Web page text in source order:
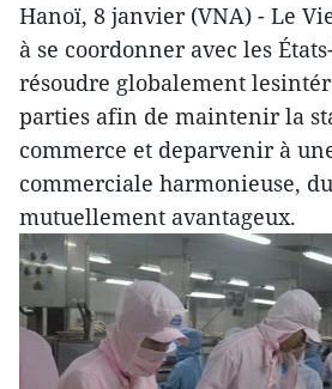
Hanoï, 8 janvier (VNA) - Le
à se coordonner avec les
résoudre globalement
parties afin de maintenir la
commerce et deparvenir à
commerciale harmonieuse,
mutuellement avantageux.